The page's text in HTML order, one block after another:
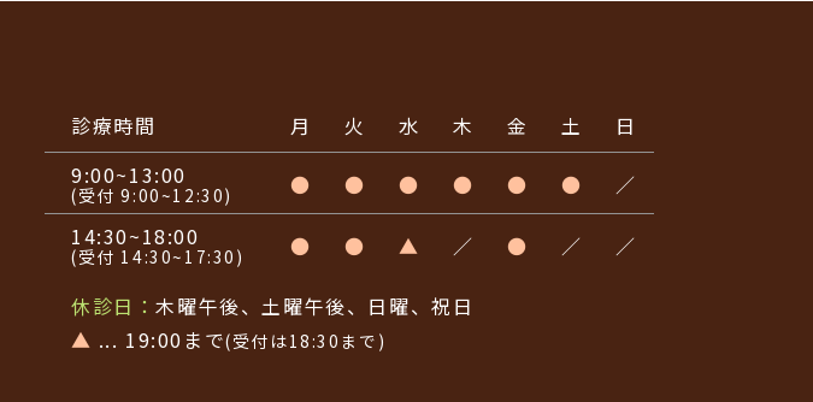
診療時間 月 火 水 木 金 土
日
9:00~13:00
(受付 9:00~12:30) ● ● ● ● ● ●
／
14:30~18:00
(受付 14:30~17:30) ● ● ▲ ／ ● ／ ／
休診日：木曜午後、土曜午後、日曜、祝日
▲ ... 19:00まで(受付は18:30まで)